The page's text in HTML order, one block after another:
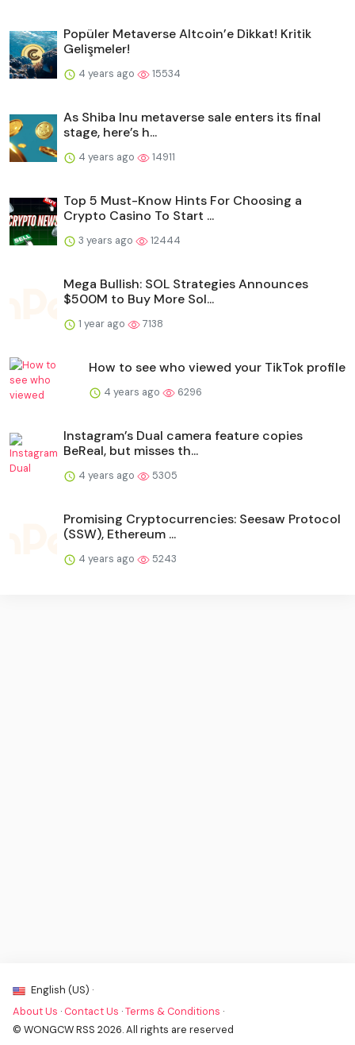
Popüler Metaverse Altcoin’e Dikkat! Kritik
Gelişmeler!
4 years ago 15534
As Shiba Inu metaverse sale enters its final
stage, here’s h...
4 years ago 14911
Top 5 Must-Know Hints For Choosing a
Crypto Casino To Start ...
3 years ago 12444
Mega Bullish: SOL Strategies Announces
$500M to Buy More Sol...
1 year ago 7138
How to see who viewed your TikTok profile
4 years ago 6296
Instagram’s Dual camera feature copies
BeReal, but misses th...
4 years ago 5305
Promising Cryptocurrencies: Seesaw Protocol
(SSW), Ethereum ...
4 years ago 5243
English (US) ·
About Us · Contact Us ·Terms & Conditions ·
© WONGCW RSS 2026. All rights are reserved